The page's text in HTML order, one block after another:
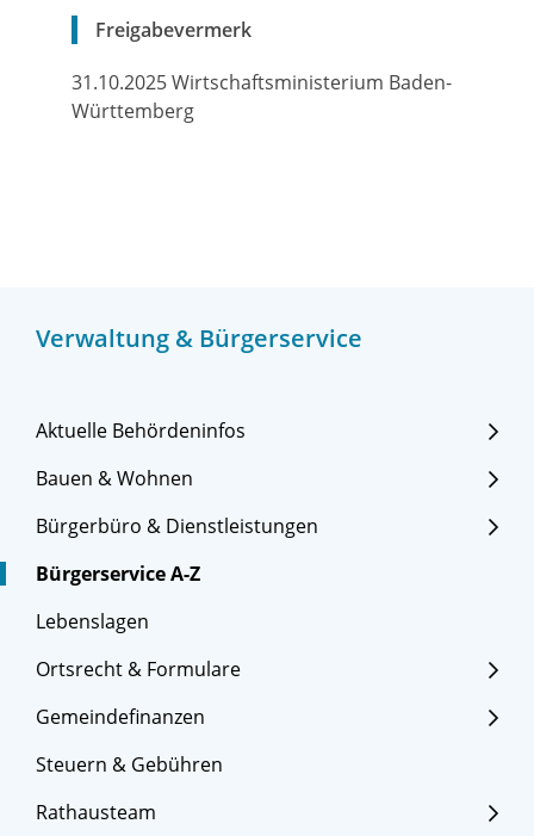
Verwaltung & Bürgerservice
Aktuelle Behördeninfos
Bauen & Wohnen
Bürgerbüro & Dienstleistungen
Bürgerservice A-Z
Lebenslagen
Ortsrecht & Formulare
Gemeindefinanzen
Steuern & Gebühren
Rathausteam
Freigabevermerk
31.10.2025 Wirtschaftsministerium Baden-
Württemberg